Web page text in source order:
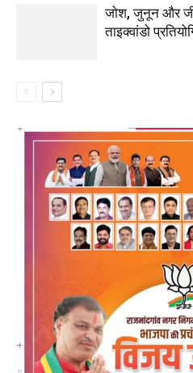
जोश, जुनून और
ताइक्वांडो